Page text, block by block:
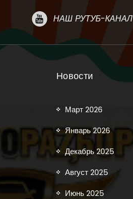
НАШ РУТУБ-КАНАЛ
Новости
Март 2026
Январь 2026
Декабрь 2025
Август 2025
Июнь 2025